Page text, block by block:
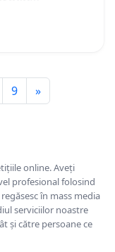
de
9 »
online. Aveți
profesional folosind
în mass media
serviciilor noastre
și către persoane ce